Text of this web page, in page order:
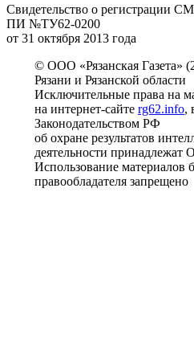
Свидетельство о регистрации
ПИ №ТУ62-0200
от 31 октября 2013 года
© ООО «Рязанская Газета»
Рязани и Рязанской области
Исключительные права на
на интернет-сайте rg62.info,
Законодательством РФ
об охране результатов
деятельности принадлежат
Использование материалов
правообладателя запрещено